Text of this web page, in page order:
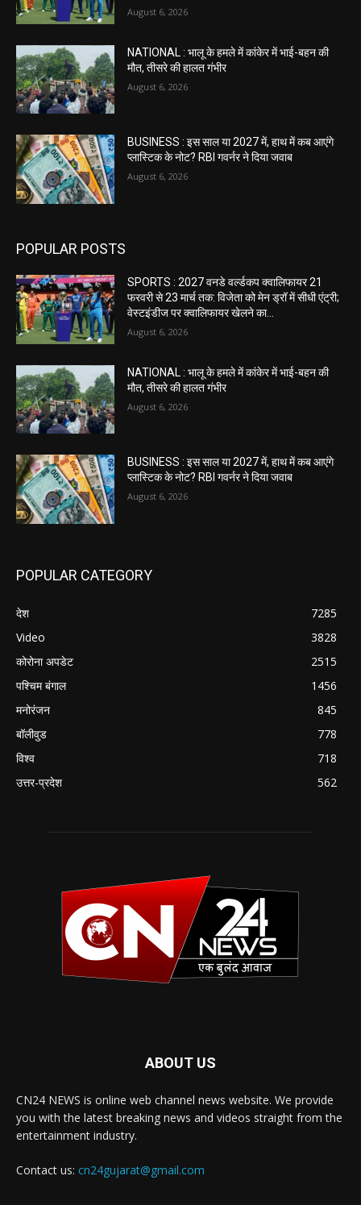
August 6, 2026
NATIONAL : भालू के हमले में कांकेर में भाई-बहन की
मौत, तीसरे की हालत गंभीर
August 6, 2026
BUSINESS : इस साल या 2027 में, हाथ में कब आएंगे
प्लास्टिक के नोट? RBI गवर्नर ने दिया जवाब
August 6, 2026
POPULAR POSTS
SPORTS : 2027 वनडे वर्ल्डकप क्वालिफायर 21
फरवरी से 23 मार्च तक: विजेता को मेन ड्रॉ में सीधी एंट्री;
वेस्टइंडीज पर क्वालिफायर खेलने का...
August 6, 2026
NATIONAL : भालू के हमले में कांकेर में भाई-बहन की
मौत, तीसरे की हालत गंभीर
August 6, 2026
BUSINESS : इस साल या 2027 में, हाथ में कब आएंगे
प्लास्टिक के नोट? RBI गवर्नर ने दिया जवाब
August 6, 2026
POPULAR CATEGORY
देश
7285
Video
3828
कोरोना अपडेट
2515
पश्चिम बंगाल
1456
मनोरंजन
845
बॉलीवुड
778
विश्व
718
उत्तर-प्रदेश
562
ABOUT US
CN24 NEWS is online web channel news website. We provide
you with the latest breaking news and videos straight from the
entertainment industry.
Contact us: cn24gujarat@gmail.com